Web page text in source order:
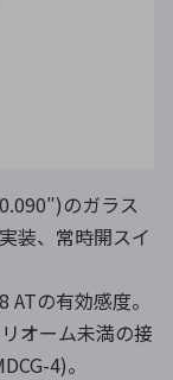
のガラス
装、常時開スイ
の有効感度。
オーム未満の接
4)。